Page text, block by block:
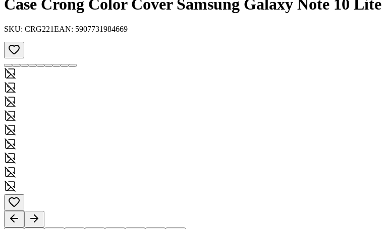
Case Crong Color Cover Samsung Galaxy Note 10
SKU: CRG221EAN: 5907731984669